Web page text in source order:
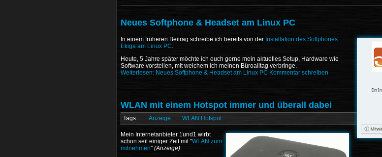
Neues Softphone & Headset am Linux PC
In einem früheren Beitrag schreibe ich bereits von der Installation des Softphones
Ekiga am Linux PC.
Heute, 5 Jahre später möchte ich euch gerne mein aktuelles Setup, Hardware wie
Software vorstellen, mit welchem ich meinen Büroalltag verbringe.
Weiterlesen: Neues Softphone & Headset am Linux PC Kommentar schreiben
WLAN mit einem Hotspot immer und überall dabei
Anzeige WLAN Hotspot
Mein Internetanbieter 1und1 wirbt
schon seit einiger Zeit mit "WLAN zum
mitnehmen" (Anzeige).